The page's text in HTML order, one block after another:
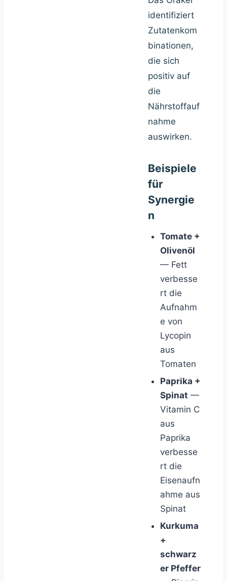
identifiziert
Zutatenkom
binationen,
die sich
positiv auf
die
Nährstoffauf
nahme
auswirken.
Beispiele
für
Synergie
n
Tomate +
Olivenöl
— Fett
verbesse
rt die
Aufnahm
e von
Lycopin
aus
Tomaten
Paprika +
Spinat —
Vitamin C
aus
Paprika
verbesse
rt die
Eisenaufn
ahme aus
Spinat
Kurkuma
+
schwarz
er Pfeffer